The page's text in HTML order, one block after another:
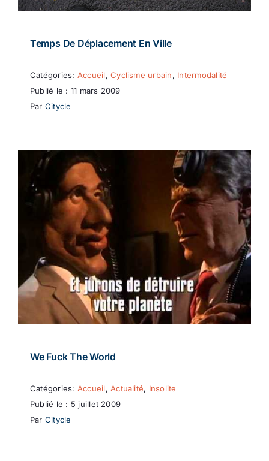
Temps De Déplacement En Ville
Catégories: Accueil,Cyclisme urbain, Intermodalité
Publié le : 11 mars 2009
Par Citycle
We Fuck The World
Catégories: Accueil,Actualité, Insolite
Publié le : 5 juillet 2009
Par Citycle